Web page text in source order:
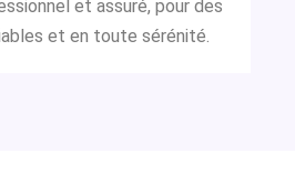
et assuré, pour des
et en toute sérénité.